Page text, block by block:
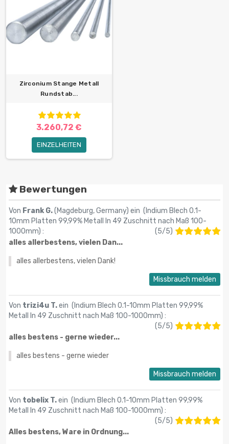
Zirconium Stange Metall
Rundstab...
3.260,72 €
EINZELHEITEN
Bewertungen
Von Frank G.(Magdeburg, Germany) ein (Indium Blech 0.1-
10mm Platten 99,99% Metall In 49 Zuschnitt nach Maß 100-
1000mm) : (5/5)
alles allerbestens, vielen Dan...
alles allerbestens, vielen Dank!
Missbrauch melden
Von trizi4u T.ein (Indium Blech 0.1-10mm Platten 99,99%
Metall In 49 Zuschnitt nach Maß 100-1000mm) :
(5/5)
alles bestens - gerne wieder...
alles bestens - gerne wieder
Missbrauch melden
Von tobelix T.ein (Indium Blech 0.1-10mm Platten 99,99%
Metall In 49 Zuschnitt nach Maß 100-1000mm) :
(5/5)
Alles bestens, Ware in Ordnung...